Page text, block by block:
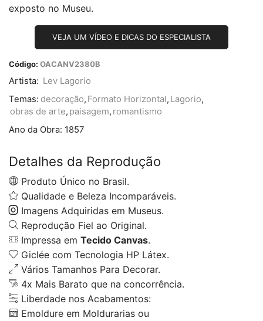
exposto no Museu.
VEJA UM VÍDEO E DICAS DO ESPECIALISTA
Código: OACANV2380B
Artista: Lev Lagorio
Temas: decoração, Formato Horizontal, Lagorio,
obras de arte, paisagem, romantismo
Ano da Obra: 1857
Detalhes da Reprodução
Produto Único no Brasil.
Qualidade e Beleza Incomparáveis.
Imagens Adquiridas em Museus.
Reprodução Fiel ao Original.
Impressa em Tecido Canvas.
Giclée com Tecnologia HP Látex.
Vários Tamanhos Para Decorar.
4x Mais Barato que na concorrência.
Liberdade nos Acabamentos:
Emoldure em Moldurarias ou